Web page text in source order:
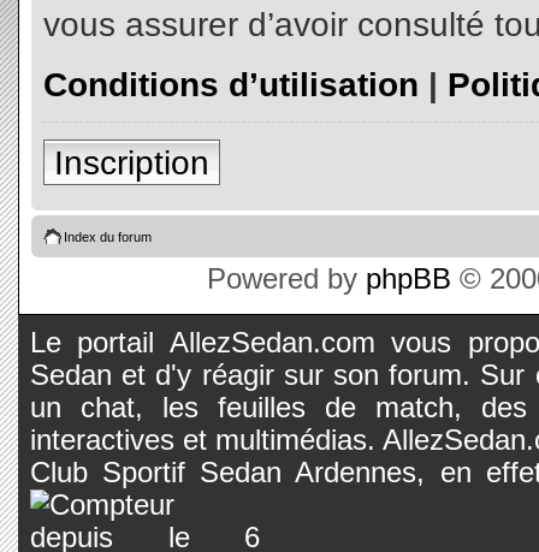
vous assurer d’avoir consulté
Conditions d’utilisation |
Inscription
Index du forum
Powered by phpBB ©
Le portail AllezSedan.com vous
Sedan et d'y réagir sur son forum.
un chat, les feuilles de match, des
interactives et multimédias.
Club Sportif Sedan Ardennes, en